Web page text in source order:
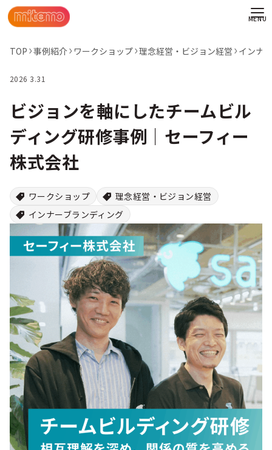
TOP 事例紹介 ワークショップ 理念経営・ビジョン経営 インナ
2026 3.31
ビジョンを軸にしたチームビル
ディング研修事例｜セーフィー
株式会社
ワークショップ
理念経営・ビジョン経営
インナーブランディング